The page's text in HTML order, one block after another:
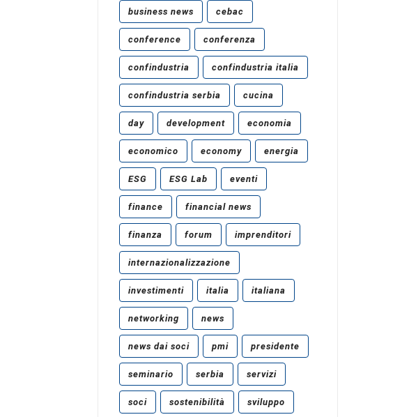
business news cebac
conference conferenza
confindustria confindustria italia
confindustria serbia cucina
day development economia
economico economy energia
ESG ESG Lab eventi
finance financial news
finanza forum imprenditori
internazionalizzazione
investimenti italia italiana
networking news
news dai soci pmi presidente
seminario serbia servizi
soci sostenibilità sviluppo